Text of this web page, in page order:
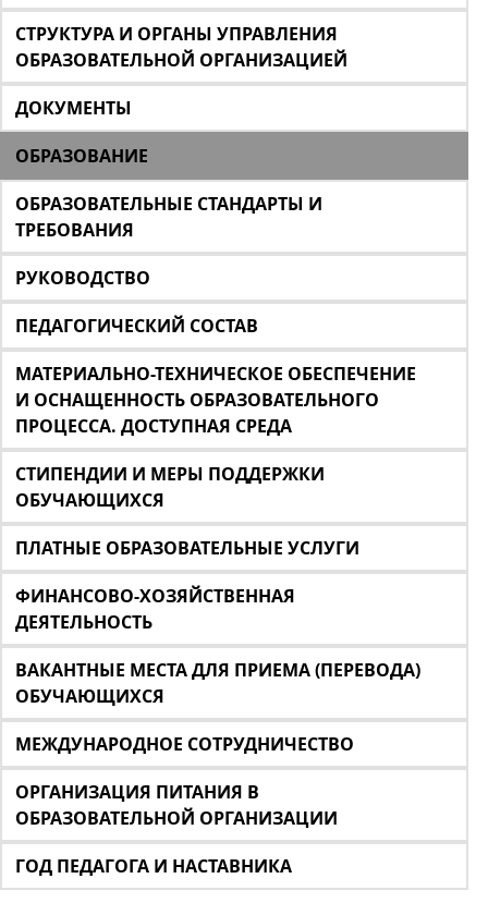
СТРУКТУРА И ОРГАНЫ УПРАВЛЕНИЯ
ОБРАЗОВАТЕЛЬНОЙ ОРГАНИЗАЦИЕЙ
ДОКУМЕНТЫ
ОБРАЗОВАНИЕ
ОБРАЗОВАТЕЛЬНЫЕ СТАНДАРТЫ И
ТРЕБОВАНИЯ
РУКОВОДСТВО
ПЕДАГОГИЧЕСКИЙ СОСТАВ
МАТЕРИАЛЬНО-ТЕХНИЧЕСКОЕ ОБЕСПЕЧЕНИЕ
И ОСНАЩЕННОСТЬ ОБРАЗОВАТЕЛЬНОГО
ПРОЦЕССА. ДОСТУПНАЯ СРЕДА
СТИПЕНДИИ И МЕРЫ ПОДДЕРЖКИ
ОБУЧАЮЩИХСЯ
ПЛАТНЫЕ ОБРАЗОВАТЕЛЬНЫЕ УСЛУГИ
ФИНАНСОВО-ХОЗЯЙСТВЕННАЯ
ДЕЯТЕЛЬНОСТЬ
ВАКАНТНЫЕ МЕСТА ДЛЯ ПРИЕМА (ПЕРЕВОДА)
ОБУЧАЮЩИХСЯ
МЕЖДУНАРОДНОЕ СОТРУДНИЧЕСТВО
ОРГАНИЗАЦИЯ ПИТАНИЯ В
ОБРАЗОВАТЕЛЬНОЙ ОРГАНИЗАЦИИ
ГОД ПЕДАГОГА И НАСТАВНИКА